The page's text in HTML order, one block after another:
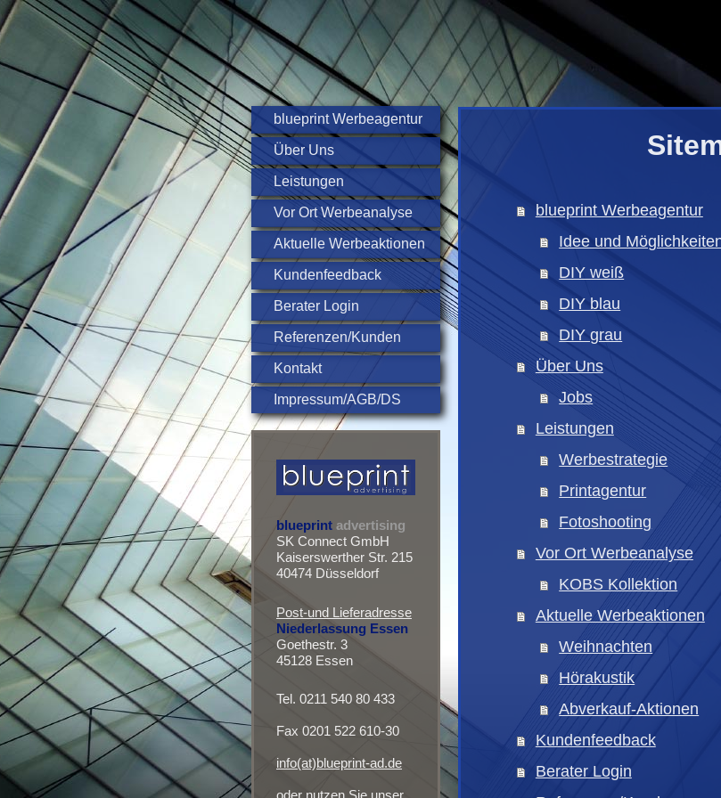
blueprint Werbeagentur
Über Uns
Leistungen
Vor Ort Werbeanalyse
Aktuelle Werbeaktionen
Kundenfeedback
Berater Login
Referenzen/Kunden
Kontakt
Impressum/AGB/DS
blueprint advertising
SK Connect GmbH
Kaiserswerther Str. 215
40474 Düsseldorf
Post-und Lieferadresse
Niederlassung Essen
Goethestr. 3
45128 Essen
Tel. ‭0211 540 80 433
Fax 0201 522 610-30
info(at)blueprint-ad.de
blueprint Werbeagentur
Idee und
DIY weiß
DIY blau
DIY grau
Über Uns
Jobs
Leistungen
Werbestrategie
Printagentur
Fotoshooting
Vor Ort Werbeanalyse
KOBS Kollektion
Aktuelle Werbeaktionen
Weihnachten
Hörakustik
Abverkauf-Aktionen
Kundenfeedback
Berater Login